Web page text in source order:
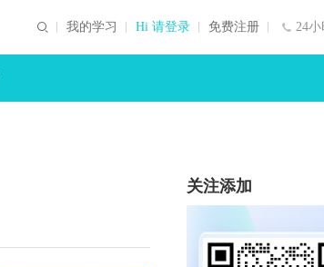
24小
我的学习 Hi 请登录 免费注册
关注添加